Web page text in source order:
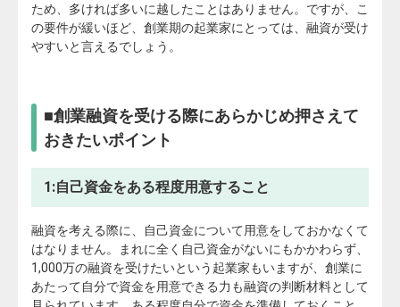
ため、多ければ多いに越したことはありません。ですが、こ
の要件が緩いほど、創業期の起業家にとっては、融資が受け
やすいと言えるでしょう。
■創業融資を受ける際にあらかじめ押さえて
おきたいポイント
1:自己資金をある程度用意すること
融資を考える際に、自己資金について用意をしておかなくて
はなりません。まれに全く自己資金がないにもかかわらず、
1,000万の融資を受けたいという起業家もいますが、創業に
あたって自分で資金を用意できる力も融資の判断材料として